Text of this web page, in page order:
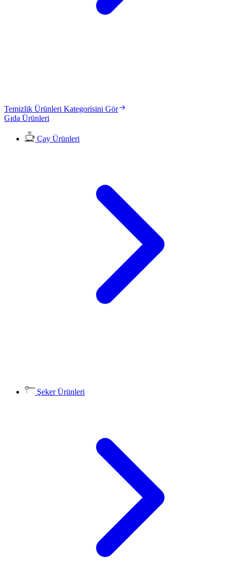
Temizlik Ürünleri Kategorisini Gör
Gıda Ürünleri
Çay Ürünleri
Şeker Ürünleri